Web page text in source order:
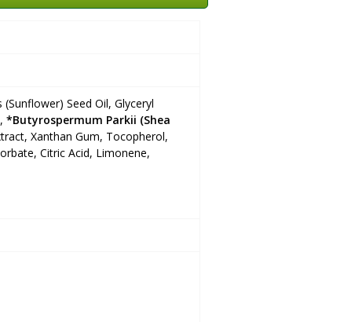
Seed Oil, Glyceryl
*Butyrospermum Parkii (Shea
Xanthan Gum, Tocopherol,
Citric Acid, Limonene,